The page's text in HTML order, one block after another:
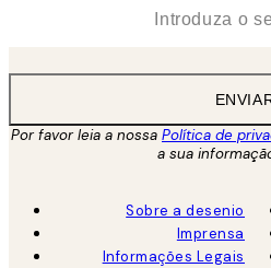
Por favor leia a nossa Política de
a sua
Sobre a desenio
Imprensa
Informações Legais